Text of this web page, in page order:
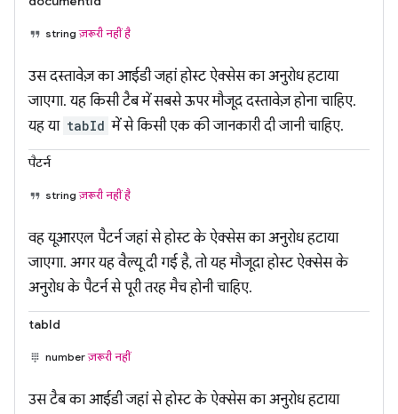
stringज़रूरी नहीं है
उस दस्तावेज़ का आईडी जहां होस्ट ऐक्सेस का अनुरोध हटाया
जाएगा. यह किसी टैब में सबसे ऊपर मौजूद दस्तावेज़ होना चाहिए.
यह या tabId में से किसी एक की जानकारी दी जानी चाहिए.
पैटर्न
stringज़रूरी नहीं है
वह यूआरएल पैटर्न जहां से होस्ट के ऐक्सेस का अनुरोध हटाया
जाएगा. अगर यह वैल्यू दी गई है, तो यह मौजूदा होस्ट ऐक्सेस के
अनुरोध के पैटर्न से पूरी तरह मैच होनी चाहिए.
tabId
numberज़रूरी नहीं
उस टैब का आईडी जहां से होस्ट के ऐक्सेस का अनुरोध हटाया